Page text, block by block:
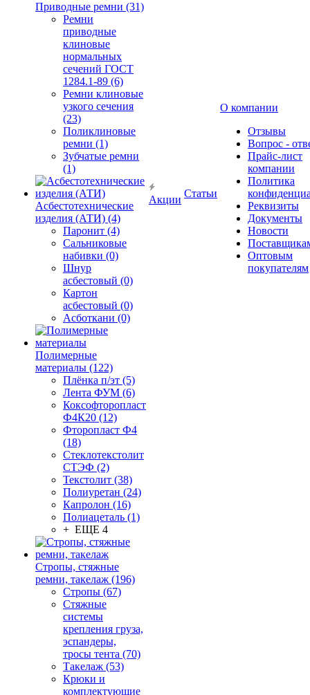
Приводные ремни (31)
Ремни
приводные
клиновые
нормальных
сечений ГОСТ
1284.1-89 (6)
Ремни клиновые
узкого сечения
(23)
Поликлиновые
ремни (1)
Зубчатые ремни
(1)
Асбестотехнические
изделия (АТИ) (4)
Паронит (4)
Сальниковые
набивки (0)
Шнур
асбестовый (0)
Картон
асбестовый (0)
Асботкани (0)
Полимерные
материалы (122)
Плёнка п/эт (5)
Лента ФУМ (6)
Коксофторопласт
Ф4К20 (12)
Фторопласт Ф4
(18)
Стеклотекстолит
СТЭФ (2)
Текстолит (38)
Полиуретан (24)
Капролон (16)
Полиацеталь (1)
+ ЕЩЕ 4
Стропы, стяжные
ремни, такелаж (196)
Стропы (67)
Стяжные
системы
крепления груза,
эспандеры,
тросы тента (70)
Такелаж (53)
Крюки и
комплектующие
Акции
Статьи
О компании
Отзывы
Вопрос -
Прайс-лист
компании
Политика
Реквизиты
Документы
Новости
Оптовым
покупателям